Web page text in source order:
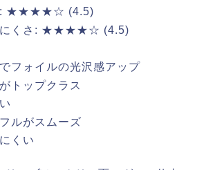
: ★★★★☆ (4.5)
にくさ: ★★★★☆ (4.5)
フォイルの光沢感アップ
トップクラス
ルがスムーズ
くい